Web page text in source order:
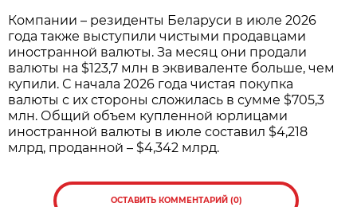
Компании – резиденты Беларуси в июле 2026
года также выступили чистыми продавцами
иностранной валюты. За месяц они продали
валюты на $123,7 млн в эквиваленте больше, чем
купили. С начала 2026 года чистая покупка
валюты с их стороны сложилась в сумме $705,3
млн. Общий объем купленной юрлицами
иностранной валюты в июле составил $4,218
млрд, проданной – $4,342 млрд.
ОСТАВИТЬ КОММЕНТАРИЙ (0)